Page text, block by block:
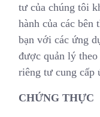
tư của chúng tôi
hành của các bên
bạn với các ứng
được quản lý
riêng tư cung cấp
CHỨNG THỰC